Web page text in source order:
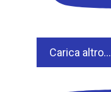
Carica altro...